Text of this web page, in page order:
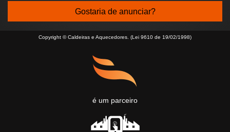
Gostaria de anunciar?
Copyright © Caldeiras e Aquecedores. (Lei 9610 de 19/02/1998)
é um parceiro